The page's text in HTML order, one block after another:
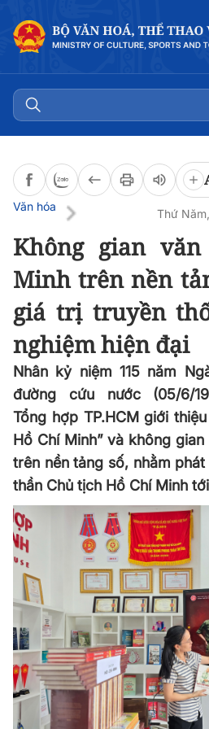
Văn hóa
Thứ
Không gian
Minh trên nền
giá trị truyền
nghiệm hiện đại
Nhân kỷ niệm 115 năm
đường cứu nước (05/6/
Tổng hợp TP.HCM giới
Hồ Chí Minh” và không
trên nền tảng số, nhằm
thần Chủ tịch Hồ Chí Minh
Đọc bài